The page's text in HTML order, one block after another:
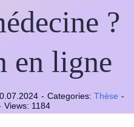
❓ FAQ
💎
?
en ligne
- Categories: Thèse -
Views: 1184